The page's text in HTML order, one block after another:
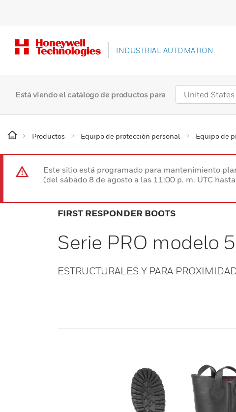
INDUSTRIAL AUTOMATION
Está viendo el catálogo de productos para
Productos Equipo de protección personal Equipo de
Este sitio está programado para mantenimiento
(del sábado 8 de agosto a las 11:00 p. m. UTC
FIRST RESPONDER BOOTS
Serie PRO modelo
ESTRUCTURALES Y PARA